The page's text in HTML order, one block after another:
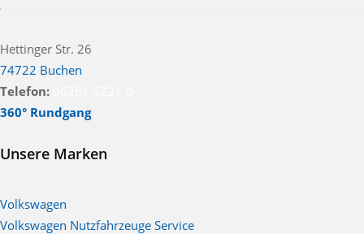
Hettinger Str. 26
74722 Buchen
Telefon:
360° Rundgang
Unsere Marken
Volkswagen
Volkswagen Nutzfahrzeuge Service